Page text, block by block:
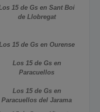
15 de Gs en Sant Boi
de Llobregat
15 de Gs en Ourense
Los 15 de Gs en
Paracuellos
Los 15 de Gs en
Paracuellos del Jarama